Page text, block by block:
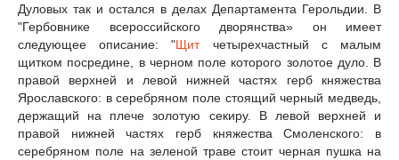
Дуловых так и остался в делах Департамента Герольдии. В
"Гербовнике всероссийского дворянства» он имеет
следующее описание: "Щитчетырехчастный с малым
щитком посредине, в черном поле которого золотое дуло. В
правой верхней и левой нижней частях герб княжества
Ярославского: в серебряном поле стоящий черный медведь,
держащий на плече золотую секиру. В левой верхней и
правой нижней частях герб княжества Смоленского: в
серебряном поле на зеленой траве стоит черная пушка на